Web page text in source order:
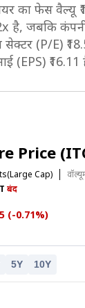
का फेस वैल्यू
है, जबकि
(P/E)
(EPS) ₹16.11
Price
Cap)
बंद
(-0.71%)
5Y 10Y